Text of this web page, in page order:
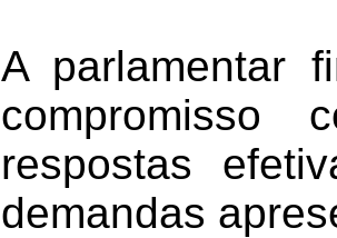
A parlamentar
compromisso
respostas
demandas